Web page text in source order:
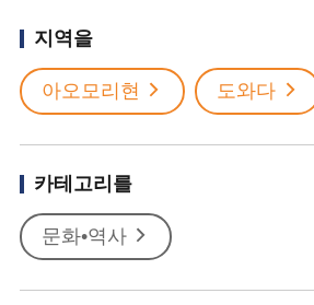
지역을
아오모리현 도와다
카테고리를
문화•역사